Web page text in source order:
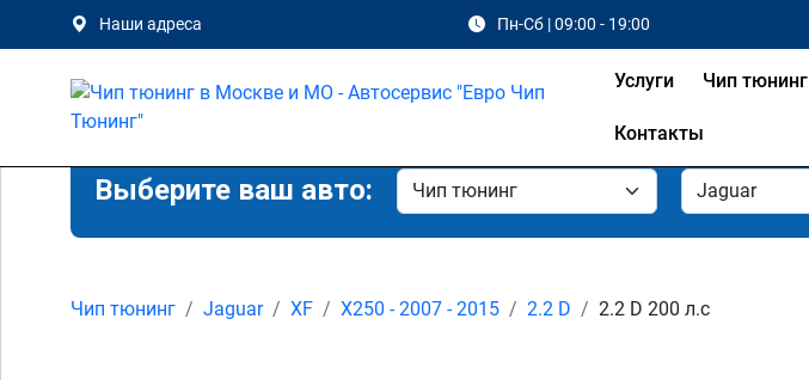
Наши адреса Пн-Сб | 09:00 - 19:00
Услуги Чип тюнинг
Контакты
Выберите ваш авто:
Чип тюнинг Jaguar XF X250 - 2007 - 2015 2.2 D 2.2 D 200 л.с